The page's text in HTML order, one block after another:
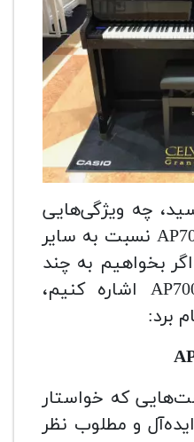
چه ویژگی‌هایی
باعث شده است تا AP700 نسبت به سایر
بخواهیم به چند
مورد از ویژگی‌های AP700 اشاره کنیم،
برد:
که خواستار
و مطلوب نظر